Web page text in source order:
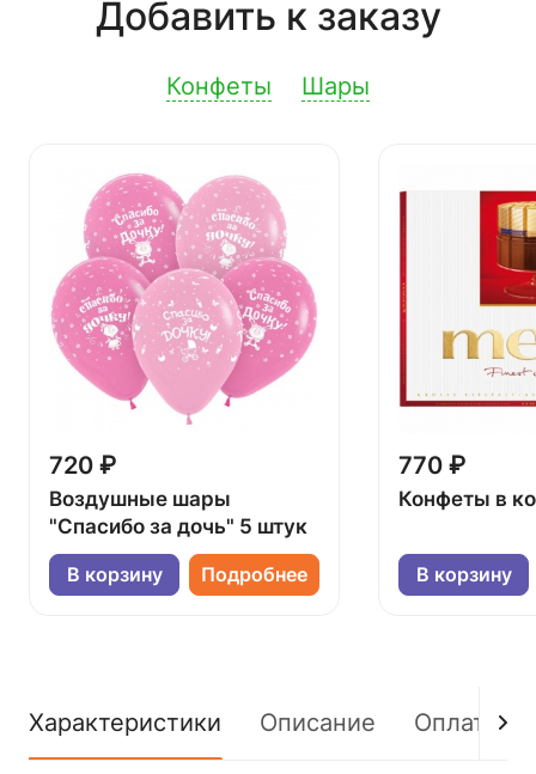
Добавить к заказу
Конфеты Шары
720 ₽
Воздушные шары
"Спасибо за дочь" 5 штук
В корзину Подробнее
770 ₽
Конфеты в
В корзину
Характеристики Описание Оплата